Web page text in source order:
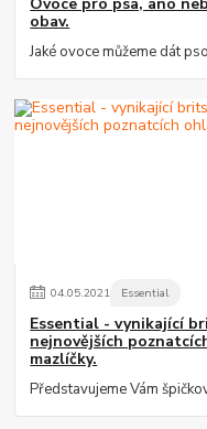
Ovoce pro psa, ano
obav.
Jaké ovoce můžeme dát
04.05.2021 Essential
Essential - vynikající
nejnovějších
mazlíčky.
Představujeme Vám